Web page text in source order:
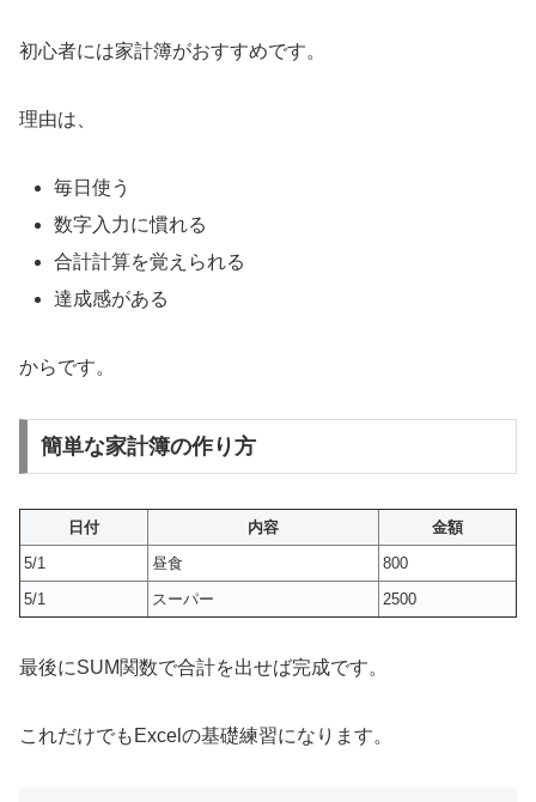
初心者には家計簿がおすすめです。
理由は、
毎日使う
数字入力に慣れる
合計計算を覚えられる
達成感がある
からです。
簡単な家計簿の作り方
日付 内容
金額
5/1
昼食
800
5/1
スーパー 2500
最後にSUM関数で合計を出せば完成です。
これだけでもExcelの基礎練習になります。